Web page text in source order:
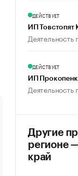
«От спорта тело
создавшей GTA
«Деньги будут не
Economist
ДЕЙСТВУЕТ
ИП Товстопят
Деятельность
ДЕЙСТВУЕТ
ИП
Деятельность
Другие
регионе
край